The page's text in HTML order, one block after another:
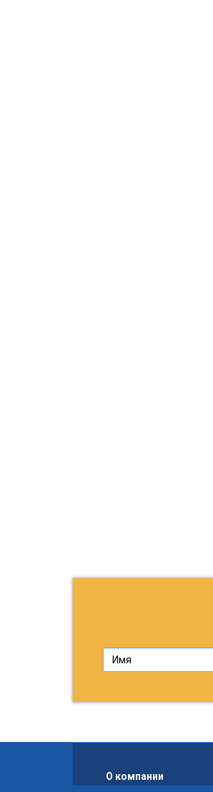
О компании